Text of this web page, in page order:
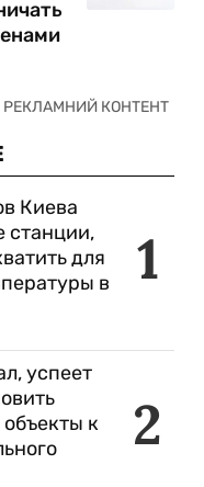
1
Киева
станции,
для
в
2
успеет
к